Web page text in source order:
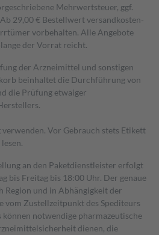
Mehrwertsteuer, ggf.
Ab 29,00 € Bestell­wert versand­kosten­
vorbehalten. Alle Angebote
der Vorrat reicht.
der Arzneimittel und sonstigen
beinhaltet die Durchführung von
die Prüfung etwaiger
Vor Gebrauch stets Etikett
an den Paketdienstleister erfolgt
bis Freitag bis 18:00 Uhr. Der genaue
Region und in Abhängigkeit der
Zustellzeitpunkt des Spediteurs
notwendige pharmazeutische
dienen, die